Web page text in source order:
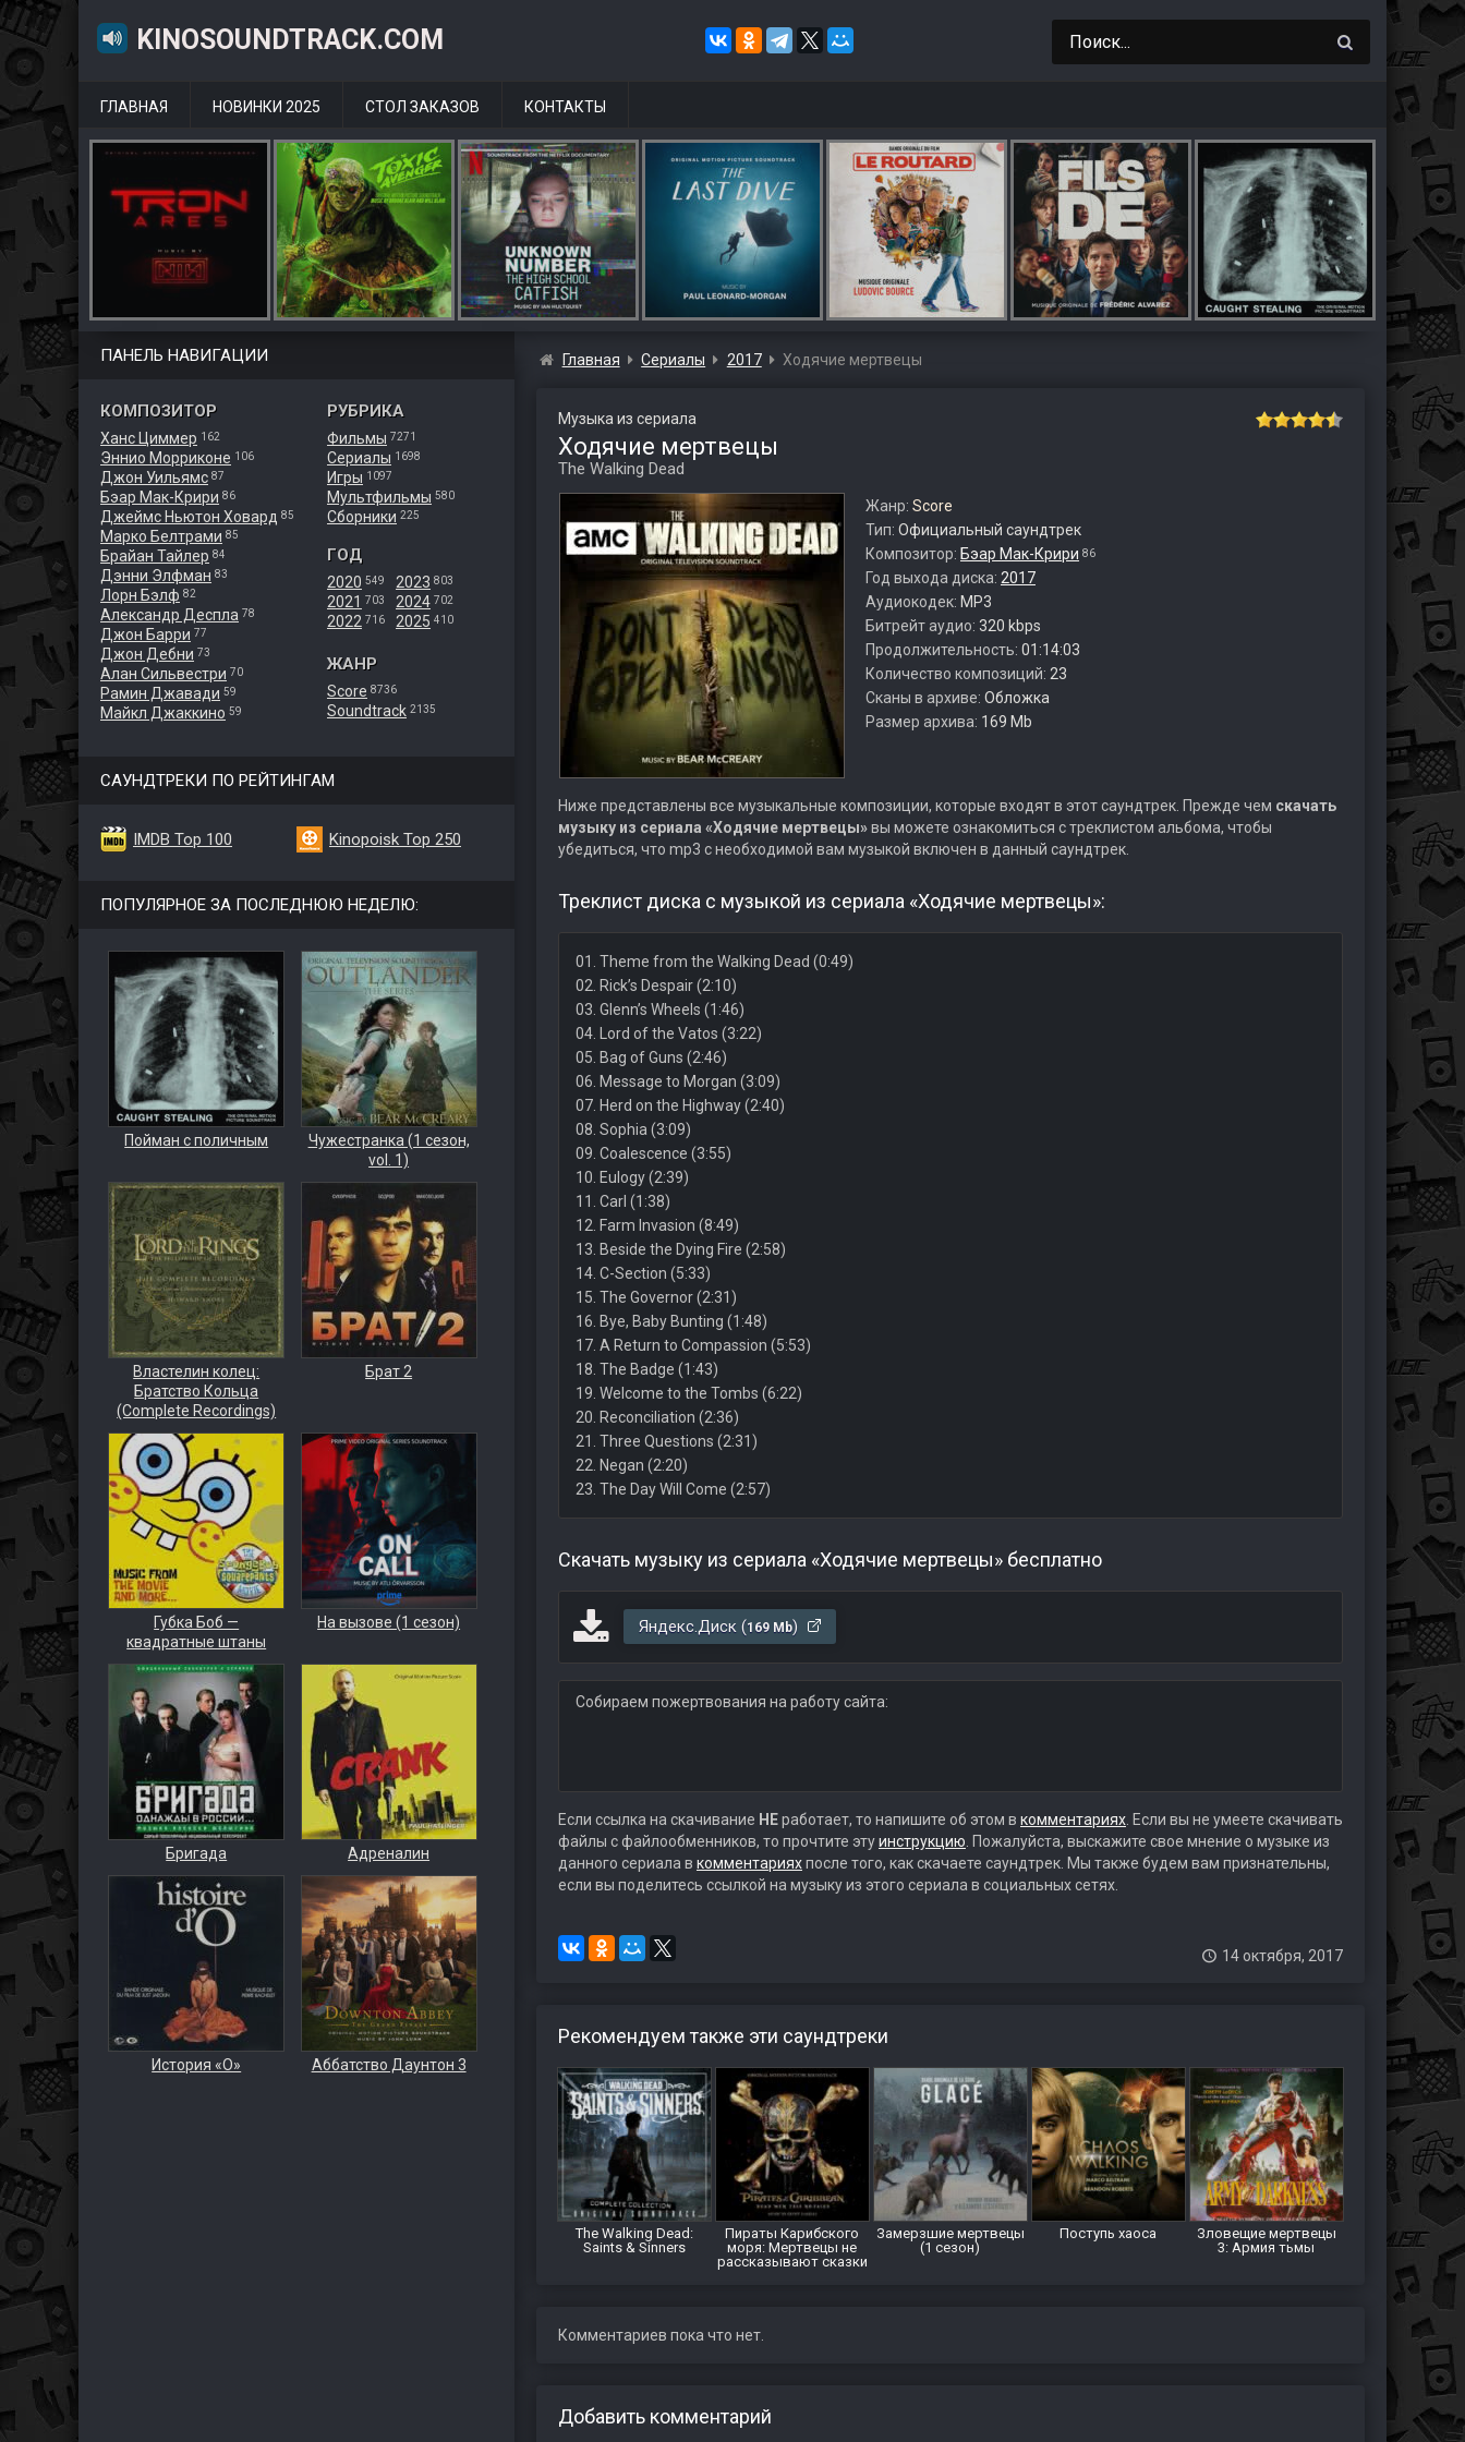
KINOSOUNDTRACK.COM
ГЛАВНАЯ НОВИНКИ 2025 СТОЛ ЗАКАЗОВ КОНТАКТЫ
ПАНЕЛЬ НАВИГАЦИИ
КОМПОЗИТОР
Ханс Циммер 162
Эннио Морриконе 106
Джон Уильямс 87
Бэар Мак-Крири 86
Джеймс Ньютон Ховард 85
Марко Белтрами 85
Брайан Тайлер 84
Дэнни Элфман 83
Лорн Бэлф 82
Александр Деспла 78
Джон Барри 77
Джон Дебни 73
Алан Сильвестри 70
Рамин Джавади 59
Майкл Джаккино 59
РУБРИКА
Фильмы 7271
Сериалы 1698
Игры 1097
Мультфильмы 580
Сборники 225
ГОД
2020 549
2021 703
2022 716
2023 803
2024 702
2025 410
ЖАНР
Score 8736
Soundtrack 2135
САУНДТРЕКИ ПО РЕЙТИНГАМ
IMDB Top 100 Kinopoisk Top 250
ПОПУЛЯРНОЕ ЗА ПОСЛЕДНЮЮ НЕДЕЛЮ:
Пойман с поличным
Чужестранка (1 сезон,
vol. 1)
Властелин колец:
Братство Кольца
(Complete Recordings)
Брат 2
Губка Боб —
квадратные штаны
На вызове (1 сезон)
Бригада Адреналин
История «О» Аббатство Даунтон 3
Главная Сериалы 2017 Ходячие мертвецы
Музыка из сериала
Ходячие мертвецы
The Walking Dead
Жанр: Score
Тип: Официальный саундтрек
Композитор: Бэар Мак-Крири 86
Год выхода диска: 2017
Аудиокодек: MP3
Битрейт аудио: 320 kbps
Продолжительность: 01:14:03
Количество композиций: 23
Сканы в архиве: Обложка
Размер архива: 169 Mb
Ниже представлены все музыкальные композиции, которые входят в этот саундтрек. Прежде чем скачать
музыку из сериала «Ходячие мертвецы»вы можете ознакомиться с треклистом альбома, чтобы
убедиться, что mp3 с необходимой вам музыкой включен в данный саундтрек.
Треклист диска с музыкой из сериала «Ходячие мертвецы»:
01. Theme from the Walking Dead (0:49)
02. Rick’s Despair (2:10)
03. Glenn’s Wheels (1:46)
04. Lord of the Vatos (3:22)
05. Bag of Guns (2:46)
06. Message to Morgan (3:09)
07. Herd on the Highway (2:40)
08. Sophia (3:09)
09. Coalescence (3:55)
10. Eulogy (2:39)
11. Carl (1:38)
12. Farm Invasion (8:49)
13. Beside the Dying Fire (2:58)
14. C-Section (5:33)
15. The Governor (2:31)
16. Bye, Baby Bunting (1:48)
17. A Return to Compassion (5:53)
18. The Badge (1:43)
19. Welcome to the Tombs (6:22)
20. Reconciliation (2:36)
21. Three Questions (2:31)
22. Negan (2:20)
23. The Day Will Come (2:57)
Скачать музыку из сериала «Ходячие мертвецы» бесплатно
Яндекс.Диск (169 Mb)
Собираем пожертвования на работу сайта:
Если ссылка на скачивание НЕработает, то напишите об этом в комментариях. Если вы не умеете скачивать
файлы с файлообменников, то прочтите этуинструкцию . Пожалуйста, выскажите свое мнение о музыке из
данного сериала в комментарияхпосле того, как скачаете саундтрек. Мы также будем вам признательны,
если вы поделитесь ссылкой на музыку из этого сериала в социальных сетях.
14 октября, 2017
Рекомендуем также эти саундтреки
The Walking Dead:
Saints & Sinners
Пираты Карибского
моря: Мертвецы не
рассказывают сказки
Замерзшие мертвецы
(1 сезон)
Поступь хаоса
Зловещие мертвецы
3: Армия тьмы
Комментариев пока что нет.
Добавить комментарий